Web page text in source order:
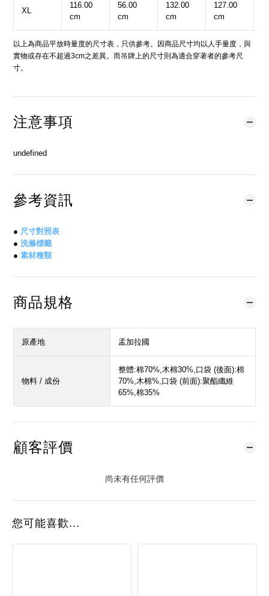
XL
116.00
cm
56.00
cm
132.00
cm
127.00
cm
以上為商品平放時量度的尺寸表，只供參考。因商品尺寸均以人手量度，與
實物或存在不超過3cm之差異。而吊牌上的尺寸則為適合穿著者的參考尺
寸。
注意事項
undefined
參考資訊
● 尺寸對照表
● 洗滌標籤
● 素材種類
商品規格
原產地 孟加拉國
物料 / 成份
整體:棉70%,木棉30%,口袋 (後面):棉
70%,木棉%,口袋 (前面):聚酯纖維
65%,棉35%
顧客評價
尚未有任何評價
您可能喜歡...